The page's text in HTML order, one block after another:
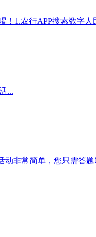
！1.农行APP搜索数字人
...
动非常简单，您只需答题